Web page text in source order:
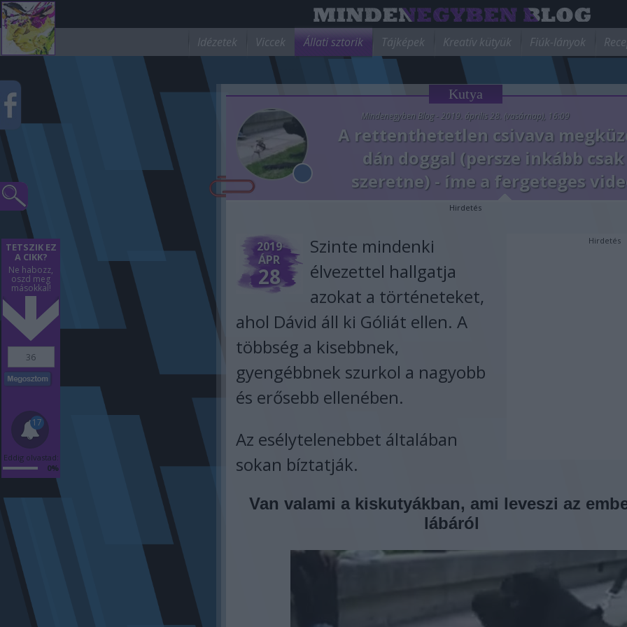
Idézetek Viccek Állati sztorik Tájképek Kreatív kütyük Fiúk-lányok
TETSZIK EZ
A CIKK?
Ne habozz,
oszd meg
másokkal!
36
17
Eddig olvastad:
0%
Kutya
Mindenegyben Blog - 2019. április 28. (vasárnap), 16:09
A rettenthetetlen csivava
dán doggal (persze inkább csak
szeretne) - íme a fergeteges
Hirdetés
Hirdetés
2019
ÁPR
28
Szinte mindenki
élvezettel hallgatja
azokat a történeteket,
ahol Dávid áll ki Góliát ellen. A
többség a kisebbnek,
gyengébbnek szurkol a nagyobb
és erősebb ellenében.
Az esélytelenebbet általában
sokan bíztatják.
Van valami a kiskutyákban, ami leveszi az
lábáról